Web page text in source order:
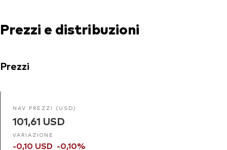
Prezzi e distribuzioni
Prezzi
NAV PREZZI (USD)
101,61 USD
VARIAZIONE
-0,10 USD -0,10%